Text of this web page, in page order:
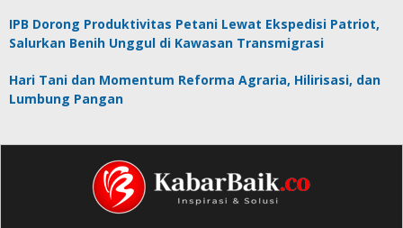
IPB Dorong Produktivitas Petani Lewat Ekspedisi Patriot,
Salurkan Benih Unggul di Kawasan Transmigrasi
Hari Tani dan Momentum Reforma Agraria, Hilirisasi, dan
Lumbung Pangan